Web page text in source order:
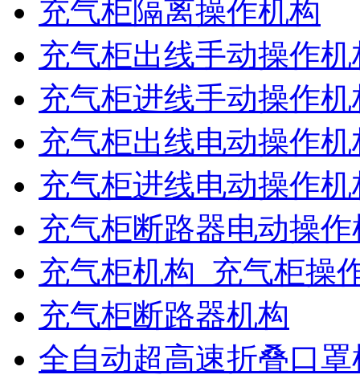
充气柜隔离操作机构
充气柜出线手动操作机
充气柜进线手动操作机
充气柜出线电动操作机
充气柜进线电动操作机
充气柜断路器电动操作
充气柜机构_充气柜操
充气柜断路器机构
全自动超高速折叠口